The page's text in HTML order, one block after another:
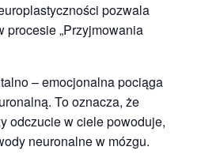
pozwala
procesie „Przyjmowania
– emocjonalna pociąga
To oznacza, że
odczucie w ciele powoduje,
neuronalne w mózgu.